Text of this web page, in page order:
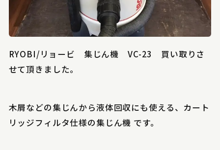
RYOBI/リョービ 集じん機 VC-23 買い取りさ
せて頂きました。
木屑などの集じんから液体回収にも使える、カート
リッジフィルタ仕様の集じん機 です。